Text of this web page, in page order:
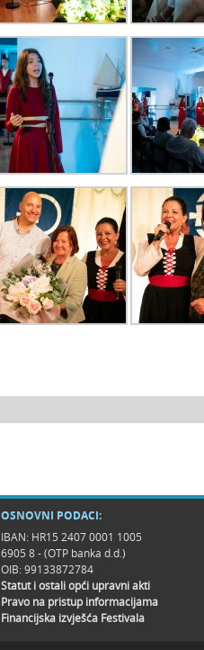
OSNOVNI PODACI:
IBAN: HR15 2407 0001 1005
6905 8 - (OTP banka d.d.)
OIB: 99133872784
Statut i ostali opći upravni akti
Pravo na pristup informacijama
Financijska izvješća Festivala